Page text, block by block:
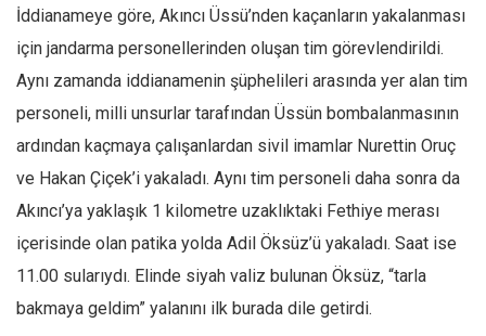
Ekonomi
Spor
Manzara
Sağlık
Gıda-Beslenme
Hayat
Türkiye
İddianameye göre, Akıncı Üssü’nden kaçanların yakalanması
için jandarma personellerinden oluşan tim görevlendirildi.
Aynı zamanda iddianamenin şüphelileri arasında yer alan tim
personeli, milli unsurlar tarafından Üssün bombalanmasının
ardından kaçmaya çalışanlardan sivil imamlar Nurettin Oruç
ve Hakan Çiçek’i yakaladı. Aynı tim personeli daha sonra da
Akıncı’ya yaklaşık 1 kilometre uzaklıktaki Fethiye merası
içerisinde olan patika yolda Adil Öksüz’ü yakaladı. Saat ise
11.00 sularıydı. Elinde siyah valiz bulunan Öksüz, “tarla
bakmaya geldim” yalanını ilk burada dile getirdi.